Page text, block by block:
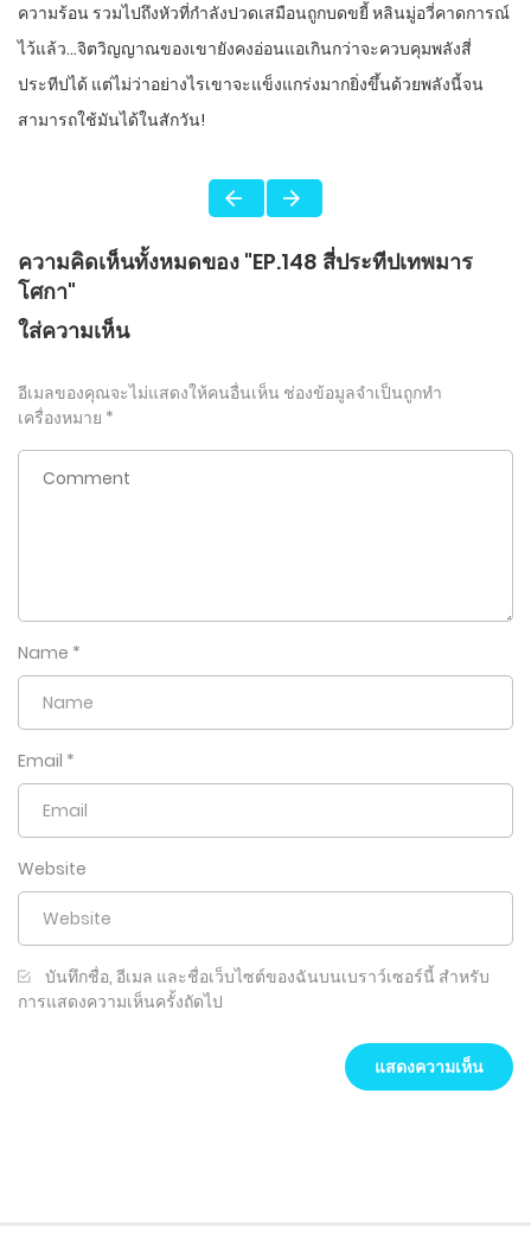
ความร้อน รวมไปถึงหัวที่กำลังปวดเสมือนถูกบดขยี้ หลินมู่อวี่คาดการณ์
ไว้แล้ว…จิตวิญญาณของเขายังคงอ่อนแอเกินกว่าจะควบคุมพลังสี่
ประทีปได้ แต่ไม่ว่าอย่างไรเขาจะแข็งแกร่งมากยิ่งขึ้นด้วยพลังนี้จน
สามารถใช้มันได้ในสักวัน!
ความคิดเห็นทั้งหมดของ "EP.148 สี่ประทีปเทพมาร
โศกา"
ใส่ความเห็น
อีเมลของคุณจะไม่แสดงให้คนอื่นเห็น ช่องข้อมูลจำเป็นถูกทำ
เครื่องหมาย *
Name *
Email *
Website
บันทึกชื่อ, อีเมล และชื่อเว็บไซต์ของฉันบนเบราว์เซอร์นี้ สำหรับ
การแสดงความเห็นครั้งถัดไป